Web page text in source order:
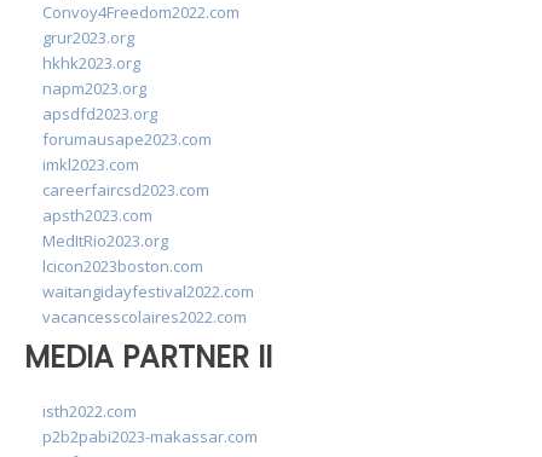
Convoy4Freedom2022.com
grur2023.org
hkhk2023.org
napm2023.org
apsdfd2023.org
forumausape2023.com
imkl2023.com
careerfaircsd2023.com
apsth2023.com
MedItRio2023.org
lcicon2023boston.com
waitangidayfestival2022.com
vacancesscolaires2022.com
MEDIA PARTNER II
isth2022.com
p2b2pabi2023-makassar.com